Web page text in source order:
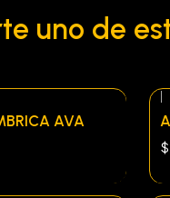
uno de
AVA